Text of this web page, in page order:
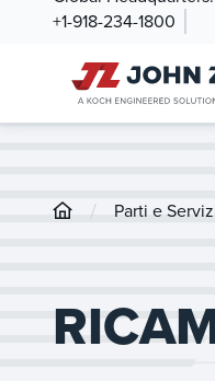
+1-918-234-1800
/ Parti e